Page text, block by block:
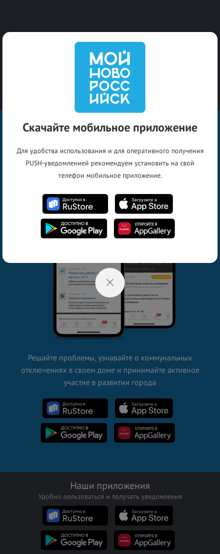
Установите приложение
Мой-Новороссийск.рф
Решайте проблемы, узнавайте о коммунальных
отключениях в своем доме и принимайте активное
участие в развитии города
Наши приложения
Удобно пользоваться и получать уведомления
Скачайте мобильное приложение
Для удобства использования и для оперативного получения
PUSH-уведомленией рекомендуем установить на свой
телефон мобильное приложение.